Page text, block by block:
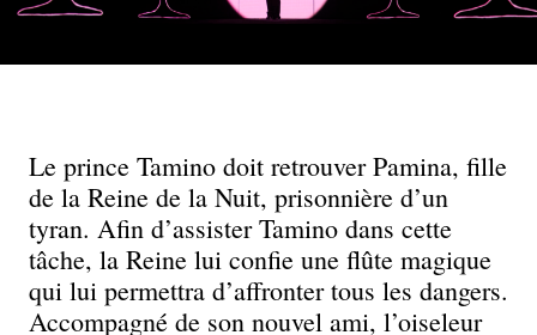
Le prince Tamino doit retrouver Pamina, fille
de la Reine de la Nuit, prisonnière d’un
tyran. Afin d’assister Tamino dans cette
tâche, la Reine lui confie une flûte magique
qui lui permettra d’affronter tous les dangers.
Accompagné de son nouvel ami, l’oiseleur